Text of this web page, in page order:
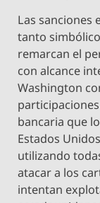
Las sanciones
tanto
remarcan el
con alcance
Washington
bancaria que
Estados
utilizando
atacar a los
intentan